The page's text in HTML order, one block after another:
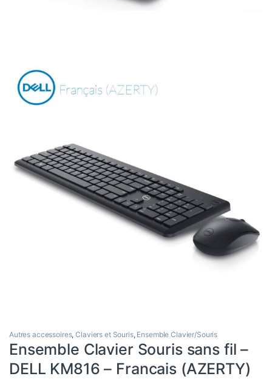
Autres accessoires,Claviers et Souris, Ensemble Clavier/Souris
Ensemble Clavier Souris sans fil –
DELL KM816 – Francais (AZERTY)